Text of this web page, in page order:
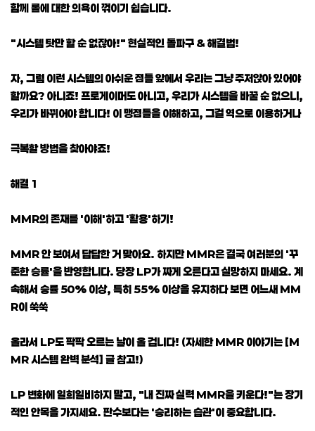
함께 롤에 대한 의욕이 꺾이기 쉽습니다.
"시스템 탓만 할 순 없잖아!" 현실적인 돌파구 & 해결법!
자, 그럼 이런 시스템의 아쉬운 점들 앞에서 우리는 그냥 주저앉아 있어야
할까요? 아니죠! 프로게이머도 아니고, 우리가 시스템을 바꿀 순 없으니,
우리가 바뀌어야 합니다! 이 맹점들을 이해하고, 그걸 역으로 이용하거나
극복할 방법을 찾아야죠!
해결 1
MMR의 존재를 '이해'하고 '활용'하기!
MMR 안 보여서 답답한 거 맞아요. 하지만 MMR은 결국 여러분의 '꾸
준한 승률'을 반영합니다. 당장 LP가 짜게 오른다고 실망하지 마세요. 계
속해서 승률 50% 이상, 특히 55% 이상을 유지하다 보면 어느새 MM
R이 쑥쑥
올라서 LP도 팍팍 오르는 날이 올 겁니다! (자세한 MMR 이야기는 [M
MR 시스템 완벽 분석] 글 참고!)
LP 변화에 일희일비하지 말고, "내 진짜 실력 MMR을 키운다!"는 장기
적인 안목을 가지세요. 판수보다는 '승리하는 습관'이 중요합니다.